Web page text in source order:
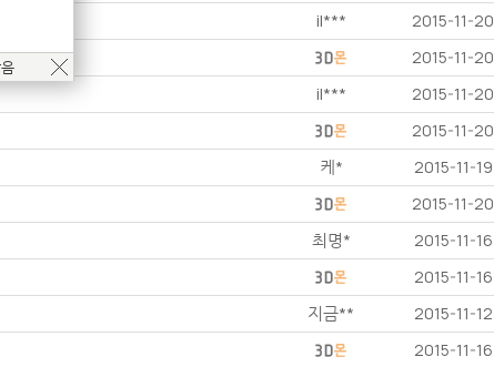
il*** 2015-11-20
2015-11-20
il*** 2015-11-20
2015-11-20
케* 2015-11-19
2015-11-20
최명* 2015-11-16
2015-11-16
지금** 2015-11-12
2015-11-16